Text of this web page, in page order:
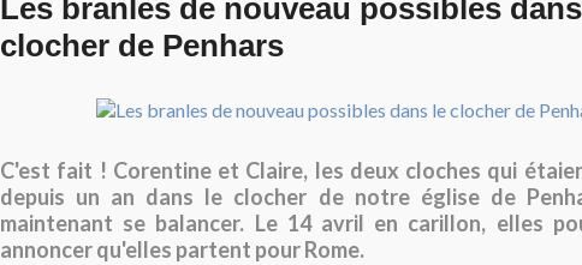
Les branles de nouveau possibles
clocher de Penhars
C'est fait ! Corentine et Claire, les deux cloches qui
depuis un an dans le clocher de notre église de
maintenant se balancer. Le 14 avril en carillon, elles
annoncer qu'elles partent pour Rome.